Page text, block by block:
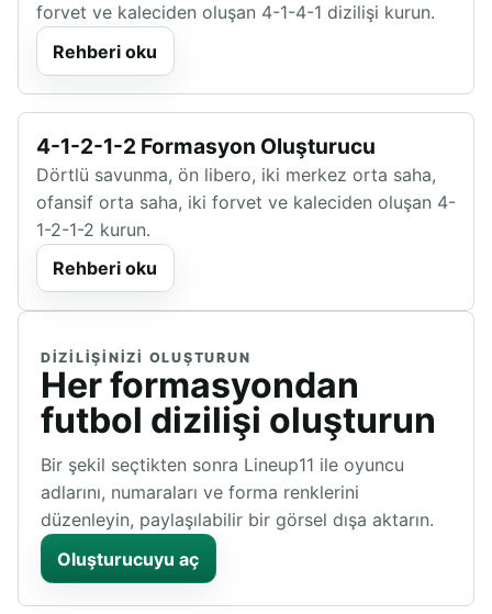
forvet ve kaleciden oluşan 4-1-4-1 dizilişi kurun.
Rehberi oku
4-1-2-1-2 Formasyon Oluşturucu
Dörtlü savunma, ön libero, iki merkez orta saha,
ofansif orta saha, iki forvet ve kaleciden oluşan 4-
1-2-1-2 kurun.
Rehberi oku
DIZILIŞINIZI OLUŞTURUN
Her formasyondan
futbol dizilişi oluşturun
Bir şekil seçtikten sonra Lineup11 ile oyuncu
adlarını, numaraları ve forma renklerini
düzenleyin, paylaşılabilir bir görsel dışa aktarın.
Oluşturucuyu aç